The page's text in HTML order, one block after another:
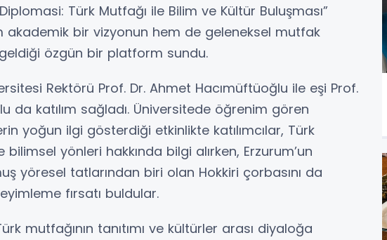
Türk Mutfağı ile Bilim ve Kültür Buluşması”
akademik bir vizyonun hem de geleneksel mutfak
özgün bir platform sundu.
Rektörü Prof. Dr. Ahmet Hacımüftüoğlu ile eşi Prof.
da katılım sağladı. Üniversitede öğrenim gören
yoğun ilgi gösterdiği etkinlikte katılımcılar, Türk
bilimsel yönleri hakkında bilgi alırken, Erzurum’un
yöresel tatlarından biri olan Hokkiri çorbasını da
fırsatı buldular.
mutfağının tanıtımı ve kültürler arası diyaloğa